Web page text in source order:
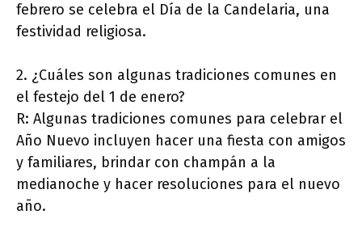
febrero se celebra el Día de la Candelaria, una
festividad religiosa.
2. ¿Cuáles son algunas tradiciones comunes en
el festejo del 1 de enero?
R: Algunas tradiciones comunes para celebrar el
Año Nuevo incluyen hacer una fiesta con amigos
y familiares, brindar con champán a la
medianoche y hacer resoluciones para el nuevo
año.